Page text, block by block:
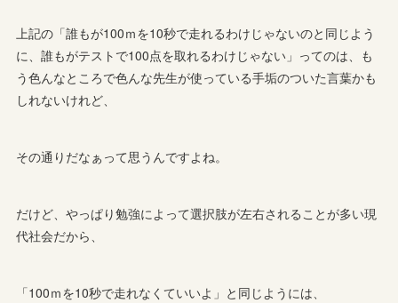
上記の「誰もが100ｍを10秒で走れるわけじゃないのと同じよう
に、誰もがテストで100点を取れるわけじゃない」ってのは、も
う色んなところで色んな先生が使っている手垢のついた言葉かも
しれないけれど、
その通りだなぁって思うんですよね。
だけど、やっぱり勉強によって選択肢が左右されることが多い現
代社会だから、
「100ｍを10秒で走れなくていいよ」と同じようには、